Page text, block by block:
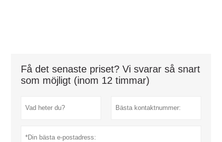
Få det senaste priset? Vi svarar så snart
som möjligt (inom 12 timmar)